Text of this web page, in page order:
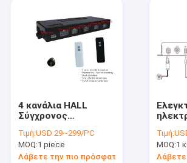
4 κανάλια HALL
Σύγχρονος
ρεύματος γραμμικός
ελεγκτής κινητήρα
Τιμή:USD 29~299/PC
MOQ:1 piece
Λάβετε την πιο πρόσφατη τιμή
Τιμή:
MOQ:1
Λάβετε